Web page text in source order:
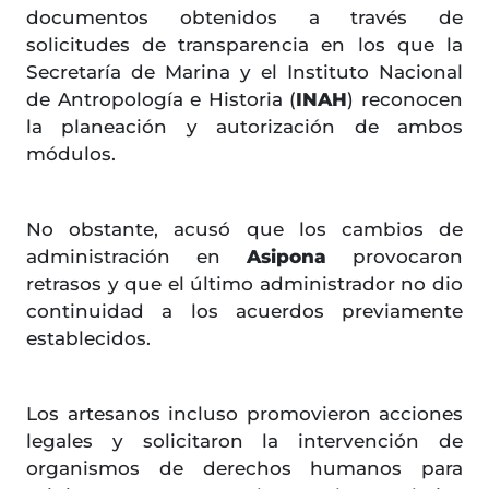
documentos obtenidos a través de
solicitudes de transparencia en los que la
Secretaría de Marina y el Instituto Nacional
de Antropología e Historia (INAH) reconocen
la planeación y autorización de ambos
módulos.
No obstante, acusó que los cambios de
administración en Asipona provocaron
retrasos y que el último administrador no dio
continuidad a los acuerdos previamente
establecidos.
Los artesanos incluso promovieron acciones
legales y solicitaron la intervención de
organismos de derechos humanos para